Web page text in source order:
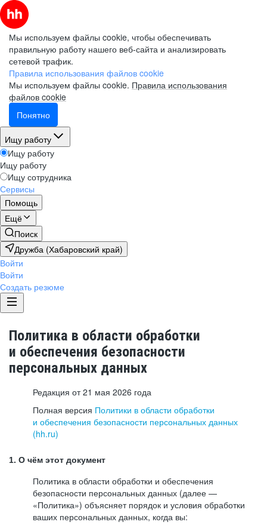
Мы используем файлы cookie, чтобы обеспечивать
правильную работу нашего веб-сайта и анализировать
сетевой трафик.
Правила использования файлов cookie
Мы используем файлы cookie. Правила использования
файлов cookie
Понятно
Ищу работу
Ищу работу
Ищу работу
Ищу сотрудника
Сервисы
Помощь
Ещё
Поиск
Дружба (Хабаровский край)
Войти
Войти
Создать резюме
Политика в области обработки
и обеспечения безопасности
персональных данных
Редакция от 21 мая 2026 года
Полная версия Политики в области обработки
и обеспечения безопасности персональных данных
(hh.ru)
1. О чём этот документ
Политика в области обработки и обеспечения
безопасности персональных данных (далее —
«Политика») объясняет порядок и условия обработки
ваших персональных данных, когда вы: